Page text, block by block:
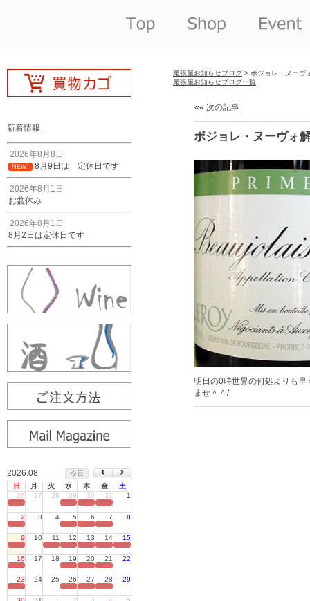
新着情報
2026年8月8日
NEW! 8月9日は 定休日です
2026年8月1日
お盆休み
2026年8月1日
8月2日は定休日です
2026.08
今日
日
月 火 水 木 金
土
26
27 28 29 30 31 1
2 3 4 5 6 7 8
9 10 11 12 13 14 15
16 17 18 19 20 21 22
23 24 25 26 27 28 29
尾張屋お知らせブログ > ボジョレ・ヌーヴ
尾張屋お知らせブログ一覧
«« 次の記事
ボジョレ・ヌーヴォ
明日の0時世界の何処よりも
ませ＾＾/